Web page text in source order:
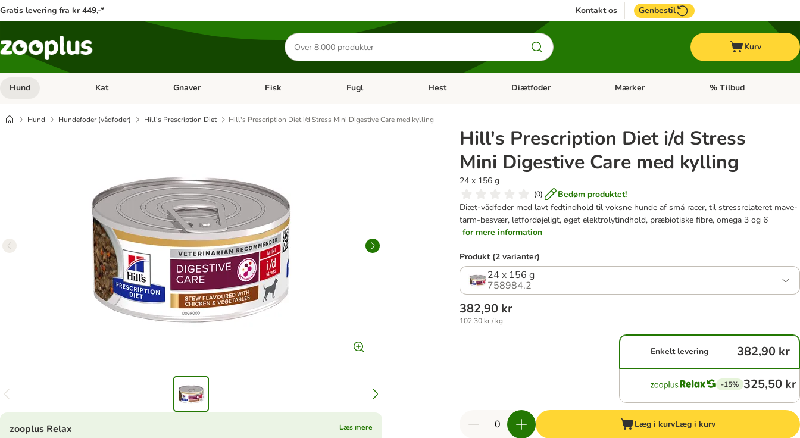
Gratis levering fra kr 449,-* Kontakt os Genbestil
Søg
efter
produkter
Kurv
Hund Åben kategori menu: Hund
Kat Åben kategori menu: Kat
Gnaver Åben kategori menu: Gnaver
Fisk Åben kategori menu: Fisk
Fugl Åben kategori menu: Fugl
Hest Åben kategori menu: Hest
Diætfoder Åben kategori menu: Diætfoder
Mærker Åben kategori menu:
% Tilbud
Hund Hundefoder (vådfoder) Hill's Prescription Diet Hill's Prescription Diet i/d Stress Mini Digestive Care med kylling
Hill's Prescription Diet i/d Stress
Mini Digestive Care med kylling
24 x 156 g
(0)
Bedøm produktet!
Diæt-vådfoder med lavt fedtindhold til voksne hunde af små racer, til stressrelateret mave-
tarm-besvær, letfordøjeligt, øget elektrolytindhold, præbiotiske fibre, omega 3 og 6
for mere information
zooplus Relax
Læs mere
Produkt (2 varianter)
24 x 156 g
758984.2
382,90 kr
102,30 kr / kg
Enkelt levering 382,90 kr
-15% 325,50 kr
Læg i kurvLæg i kurv